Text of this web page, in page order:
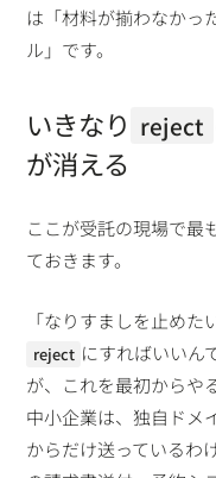
は「材料が揃わなかっ
ル」です。
いきなり reject
が消える
ここが受託の現場で最
ておきます。
「なりすましを止めた
reject にすればいい
が、これを最初からや
中小企業は、独自ドメ
からだけ送っているわ